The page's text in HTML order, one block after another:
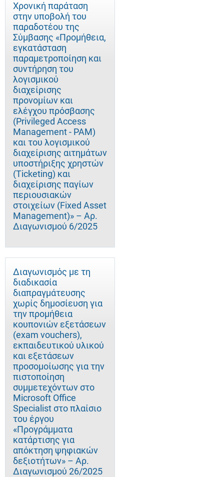
Χρονική παράταση
στην υποβολή του
παραδοτέου της
Σύμβασης «Προμήθεια,
εγκατάσταση
παραμετροποίηση και
συντήρηση του
λογισμικού
διαχείρισης
προνομίων και
ελέγχου πρόσβασης
(Privileged Access
Management - PAM)
και του λογισμικού
διαχείρισης αιτημάτων
υποστήριξης χρηστών
(Ticketing) και
διαχείρισης παγίων
περιουσιακών
στοιχείων (Fixed Asset
Management)» – Αρ.
Διαγωνισμού 6/2025
Διαγωνισμός με τη
διαδικασία
διαπραγμάτευσης
χωρίς δημοσίευση για
την προμήθεια
κουπονιών εξετάσεων
(exam vouchers),
εκπαιδευτικού υλικού
και εξετάσεων
προσομοίωσης για την
πιστοποίηση
συμμετεχόντων στο
Microsoft Office
Specialist στο πλαίσιο
του έργου
«Προγράμματα
κατάρτισης για
απόκτηση ψηφιακών
δεξιοτήτων» – Αρ.
Διαγωνισμού 26/2025